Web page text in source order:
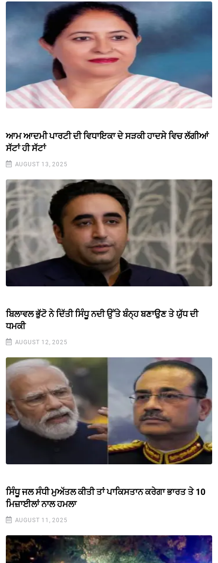
ਆਮ ਆਦਮੀ ਪਾਰਟੀ ਦੀ ਵਿਧਾਇਕਾ ਦੇ ਸੜਕੀ ਹਾਦਸੇ ਵਿਚ ਲੱਗੀਆਂ
ਸੱਟਾਂ ਹੀ ਸੱਟਾਂ
AUGUST 13, 2025
ਬਿਲਾਵਲ ਭੁੱਟੋ ਨੇ ਦਿੱਤੀ ਸਿੰਧੂ ਨਦੀ ਉੱਤੇ ਬੰਨ੍ਹ ਬਣਾਉਣ ਤੇ ਯੁੱਧ ਦੀ
ਧਮਕੀ
AUGUST 12, 2025
ਸਿੰਧੂ ਜਲ ਸੰਧੀ ਮੁਅੱਤਲ ਕੀਤੀ ਤਾਂ ਪਾਕਿਸਤਾਨ ਕਰੇਗਾ ਭਾਰਤ ਤੇ 10
ਮਿਜ਼ਾਈਲਾਂ ਨਾਲ ਹਮਲਾ
AUGUST 11, 2025